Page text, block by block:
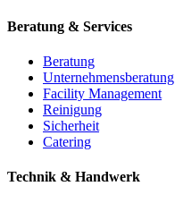
Beratung & Services
Beratung
Unternehmensberatung
Facility Management
Reinigung
Sicherheit
Catering
Technik & Handwerk